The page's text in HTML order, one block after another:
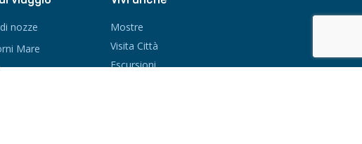
nozze
Mare
gruppo
Mostre
Visita Città
Escursioni